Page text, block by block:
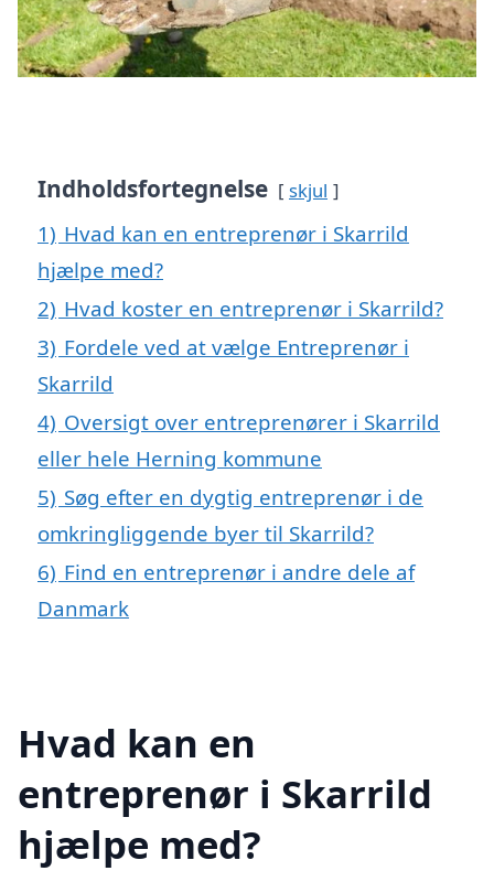
Indholdsfortegnelse skjul
1) Hvad kan en entreprenør i Skarrild
hjælpe med?
2) Hvad koster en entreprenør i Skarrild?
3) Fordele ved at vælge Entreprenør i
Skarrild
4) Oversigt over entreprenører i Skarrild
eller hele Herning kommune
5) Søg efter en dygtig entreprenør i de
omkringliggende byer til Skarrild?
6) Find en entreprenør i andre dele af
Danmark
Hvad kan en
entreprenør i Skarrild
hjælpe med?